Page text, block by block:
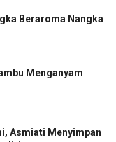
Beraroma Nangka
Menganyam
Asmiati Menyimpan